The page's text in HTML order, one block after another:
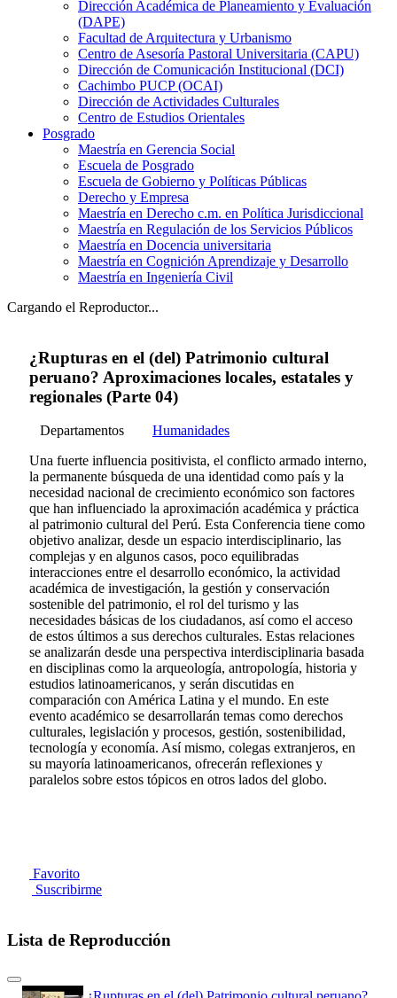
Dirección Académica de Planeamiento y Evaluación
(DAPE)
Facultad de Arquitectura y Urbanismo
Centro de Asesoría Pastoral Universitaria (CAPU)
Dirección de Comunicación Institucional (DCI)
Cachimbo PUCP (OCAI)
Dirección de Actividades Culturales
Centro de Estudios Orientales
Posgrado
Maestría en Gerencia Social
Escuela de Posgrado
Escuela de Gobierno y Políticas Públicas
Derecho y Empresa
Maestría en Derecho c.m. en Política Jurisdiccional
Maestría en Regulación de los Servicios Públicos
Maestría en Docencia universitaria
Maestría en Cognición Aprendizaje y Desarrollo
Maestría en Ingeniería Civil
Cargando el Reproductor...
¿Rupturas en el (del) Patrimonio cultural
peruano? Aproximaciones locales, estatales y
regionales (Parte 04)
Departamentos
Humanidades
Una fuerte influencia positivista, el conflicto armado interno,
la permanente búsqueda de una identidad como país y la
necesidad nacional de crecimiento económico son factores
que han influenciado la aproximación académica y práctica
al patrimonio cultural del Perú. Esta Conferencia tiene como
objetivo analizar, desde un espacio interdisciplinario, las
complejas y en algunos casos, poco equilibradas
interacciones entre el desarrollo económico, la actividad
académica de investigación, la gestión y conservación
sostenible del patrimonio, el rol del turismo y las
necesidades básicas de los ciudadanos, así como el acceso
de estos últimos a sus derechos culturales. Estas relaciones
se analizarán desde una perspectiva interdisciplinaria basada
en disciplinas como la arqueología, antropología, historia y
estudios latinoamericanos, y serán discutidas en
comparación con América Latina y el mundo. En este
evento académico se desarrollarán temas como derechos
culturales, legislación y procesos, gestión, sostenibilidad,
tecnología y economía. Así mismo, colegas extranjeros, en
su mayoría latinoamericanos, ofrecerán reflexiones y
paralelos sobre estos tópicos en otros lados del globo.
Favorito
Suscribirme
Lista de Reproducción